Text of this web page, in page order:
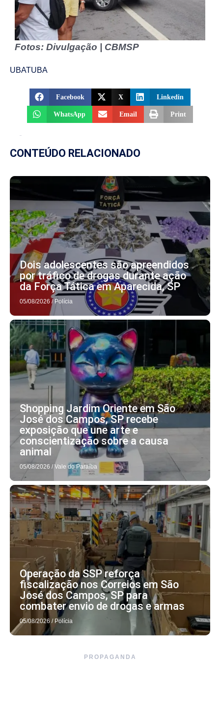
Fotos: Divulgação | CBMSP
UBATUBA
Facebook X Linkedin
WhatsApp Email Print
CONTEÚDO RELACIONADO
Dois adolescentes são apreendidos
por tráfico de drogas durante ação
da Força Tática em Aparecida, SP
05/08/2026 / Polícia
Shopping Jardim Oriente em São
José dos Campos, SP recebe
exposição que une arte e
conscientização sobre a causa
animal
05/08/2026 / Vale do Paraíba
Operação da SSP reforça
fiscalização nos Correios em São
José dos Campos, SP para
combater envio de drogas e armas
05/08/2026 / Polícia
PROPAGANDA